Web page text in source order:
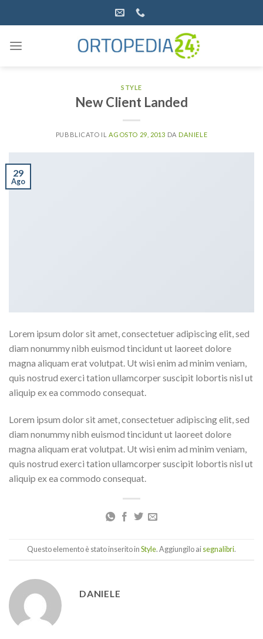
STYLE
New Client Landed
PUBBLICATO IL AGOSTO 29, 2013 DA DANIELE
29
Ago
Lorem ipsum dolor sit amet, consectetuer adipiscing elit, sed
diam nonummy nibh euismod tincidunt ut laoreet dolore
magna aliquam erat volutpat. Ut wisi enim ad minim veniam,
quis nostrud exerci tation ullamcorper suscipit lobortis nisl ut
aliquip ex ea commodo consequat.
Lorem ipsum dolor sit amet, consectetuer adipiscing elit, sed
diam nonummy nibh euismod tincidunt ut laoreet dolore
magna aliquam erat volutpat. Ut wisi enim ad minim veniam,
quis nostrud exerci tation ullamcorper suscipit lobortis nisl ut
aliquip ex ea commodo consequat.
Questo elemento è stato inserito inStyle. Aggiungilo aisegnalibri.
DANIELE